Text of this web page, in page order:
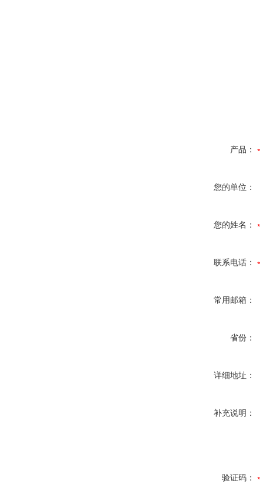
产品：
您的单位：
您的姓名：
联系电话：
常用邮箱：
省份：
详细地址：
补充说明：
验证码：